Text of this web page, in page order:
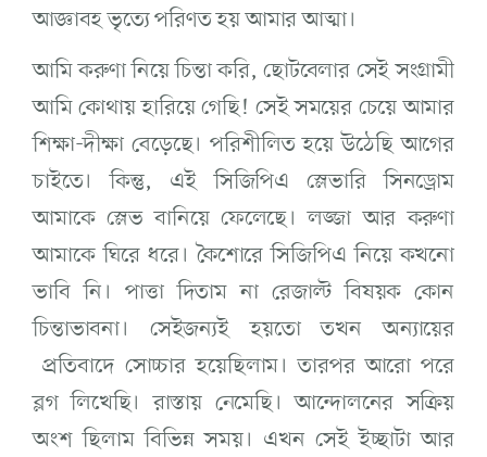
আজ্ঞাবহ ভৃত্যে পরিণত হয় আমার আত্মা।
আমি করুণা নিয়ে চিন্তা করি, ছোটবেলার সেই সংগ্রামী
আমি কোথায় হারিয়ে গেছি! সেই সময়ের চেয়ে আমার
শিক্ষা-দীক্ষা বেড়েছে। পরিশীলিত হয়ে উঠেছি আগের
চাইতে। কিন্তু, এই সিজিপিএ স্লেভারি সিনড্রোম
আমাকে স্লেভ বানিয়ে ফেলেছে। লজ্জা আর করুণা
আমাকে ঘিরে ধরে। কৈশোরে সিজিপিএ নিয়ে কখনো
ভাবি নি। পাত্তা দিতাম না রেজাল্ট বিষয়ক কোন
চিন্তাভাবনা। সেইজন্যই হয়তো তখন অন্যায়ের
প্রতিবাদে সোচ্চার হয়েছিলাম। তারপর আরো পরে
ব্লগ লিখেছি। রাস্তায় নেমেছি। আন্দোলনের সক্রিয়
অংশ ছিলাম বিভিন্ন সময়। এখন সেই ইচ্ছাটা আর